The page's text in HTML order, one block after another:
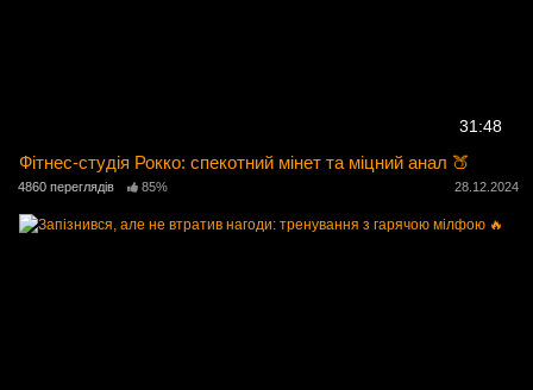
31:48
Фітнес-студія Рокко: спекотний мінет та міцний анал 🍑
4860 переглядів 85% 28.12.2024